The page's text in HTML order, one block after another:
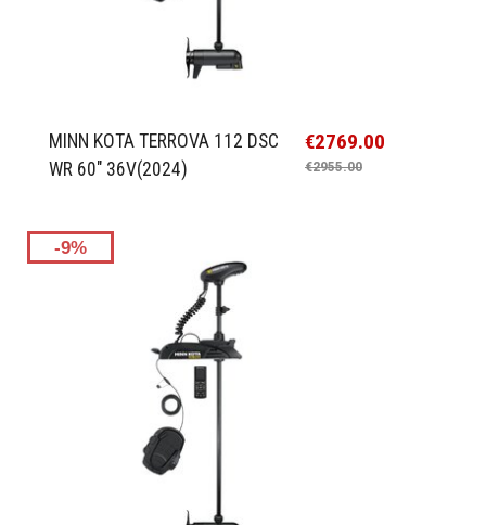
MINN KOTA TERROVA 112 DSC
WR 60" 36V(2024)
€2769.00
€2955.00
-9%